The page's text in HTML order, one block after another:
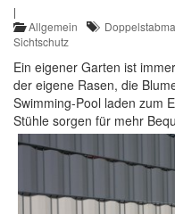
|
Allgemein
Sichtschutz
Ein eigener Garten ist
der eigene Rasen, die
Swimming-Pool laden zum
Stühle sorgen für mehr